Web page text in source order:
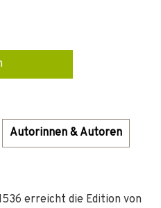
Autorinnen & Autoren
erreicht die Edition von